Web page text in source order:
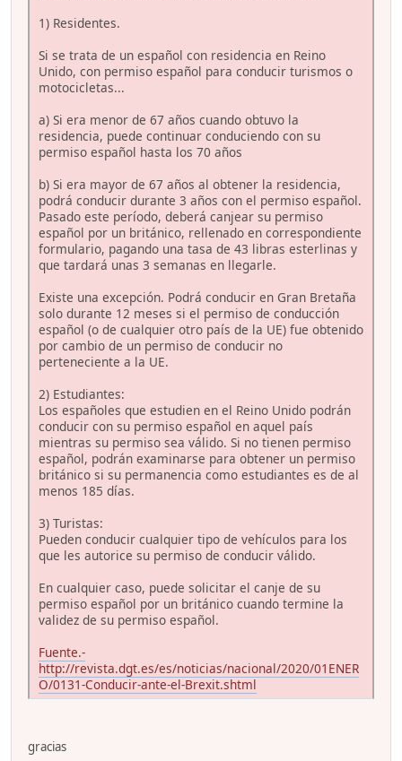
1) Residentes.
Si se trata de un español con residencia en Reino
Unido, con permiso español para conducir turismos o
motocicletas...
a) Si era menor de 67 años cuando obtuvo la
residencia, puede continuar conduciendo con su
permiso español hasta los 70 años
b) Si era mayor de 67 años al obtener la residencia,
podrá conducir durante 3 años con el permiso español.
Pasado este período, deberá canjear su permiso
español por un británico, rellenado en correspondiente
formulario, pagando una tasa de 43 libras esterlinas y
que tardará unas 3 semanas en llegarle.
Existe una excepción. Podrá conducir en Gran Bretaña
solo durante 12 meses si el permiso de conducción
español (o de cualquier otro país de la UE) fue obtenido
por cambio de un permiso de conducir no
perteneciente a la UE.
2) Estudiantes:
Los españoles que estudien en el Reino Unido podrán
conducir con su permiso español en aquel país
mientras su permiso sea válido. Si no tienen permiso
español, podrán examinarse para obtener un permiso
británico si su permanencia como estudiantes es de al
menos 185 días.
3) Turistas:
Pueden conducir cualquier tipo de vehículos para los
que les autorice su permiso de conducir válido.
En cualquier caso, puede solicitar el canje de su
permiso español por un británico cuando termine la
validez de su permiso español.
Fuente.-
http://revista.dgt.es/es/noticias/nacional/2020/01ENER
O/0131-Conducir-ante-el-Brexit.shtml
gracias